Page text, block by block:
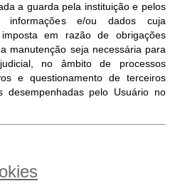
a guarda pela instituição e pelos
informações e/ou dados cuja
em razão de obrigações
manutenção seja necessária para
no âmbito de processos
e questionamento de terceiros
desempenhadas pelo Usuário no